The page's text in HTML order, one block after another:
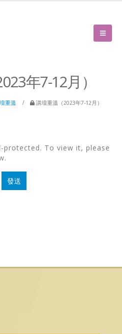
年7-12月）
重溫 講壇重溫（2023年7-12月）
protected. To view it, please